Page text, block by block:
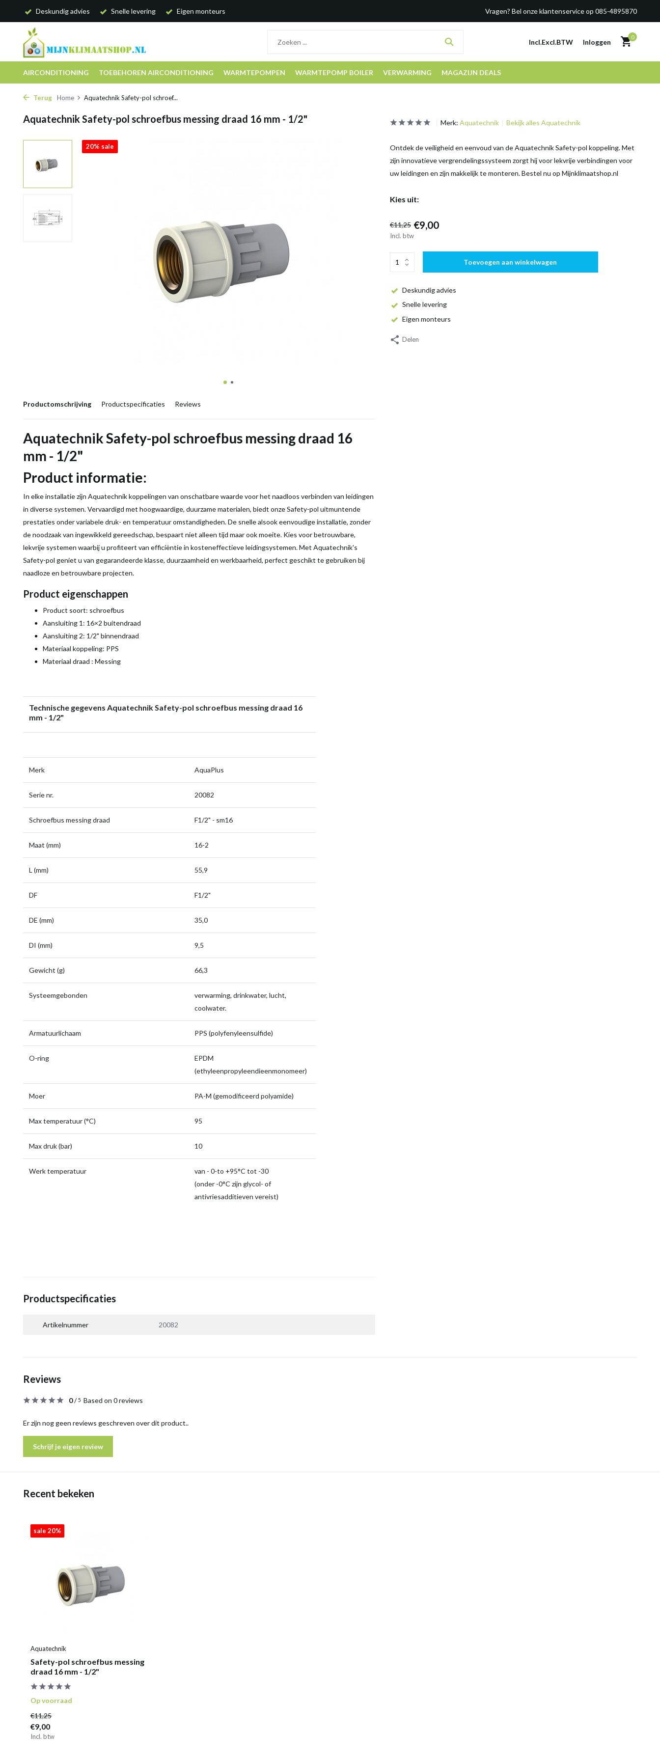
Deskundig advies Snelle levering Eigen monteurs Vragen? Bel onze klantenservice op 085-4895870
Incl.Excl.BTW Inloggen
0
AIRCONDITIONING TOEBEHOREN AIRCONDITIONING WARMTEPOMPEN WARMTEPOMP BOILER VERWARMING MAGAZIJN DEALS
Terug Home Aquatechnik Safety-pol schroef...
Aquatechnik Safety-pol schroefbus messing draad 16 mm - 1/2"
20% sale
Productomschrijving Productspecificaties Reviews
Aquatechnik Safety-pol schroefbus messing draad 16
mm - 1/2"
Product informatie:
In elke installatie zijn Aquatechnik koppelingen van onschatbare waarde voor het naadloos verbinden van leidingen
in diverse systemen. Vervaardigd met hoogwaardige, duurzame materialen, biedt onze Safety-pol uitmuntende
prestaties onder variabele druk- en temperatuur omstandigheden. De snelle alsook eenvoudige installatie, zonder
de noodzaak van ingewikkeld gereedschap, bespaart niet alleen tijd maar ook moeite. Kies voor betrouwbare,
lekvrije systemen waarbij u profiteert van efficiëntie in kosteneffectieve leidingsystemen. Met Aquatechnik's
Safety-pol geniet u van gegarandeerde klasse, duurzaamheid en werkbaarheid, perfect geschikt te gebruiken bij
naadloze en betrouwbare projecten.
Product eigenschappen
Product soort: schroefbus
Aansluiting 1: 16×2 buitendraad
Aansluiting 2: 1/2" binnendraad
Materiaal koppeling: PPS
Materiaal draad : Messing
Technische gegevens Aquatechnik Safety-pol schroefbus messing draad 16
mm - 1/2"
Merk AquaPlus
Serie nr. 20082
Schroefbus messing draad F1/2" - sm16
Maat (mm) 16-2
L (mm) 55,9
DF F1/2"
DE (mm) 35,0
DI (mm) 9,5
Gewicht (g) 66,3
Systeemgebonden
verwarming, drinkwater, lucht,
coolwater.
Armatuurlichaam PPS (polyfenyleensulfide)
O-ring
EPDM
(ethyleenpropyleendieenmonomeer)
Moer PA-M (gemodificeerd polyamide)
Max temperatuur (°C) 95
Max druk (bar) 10
Werk temperatuur
van - 0-to +95°C tot -30
(onder -0°C zijn glycol- of
antivriesadditieven vereist)
Productspecificaties
Artikelnummer 20082
Merk: Aquatechnik Bekijk alles Aquatechnik
Ontdek de veiligheid en eenvoud van de Aquatechnik Safety-pol koppeling. Met
zijn innovatieve vergrendelingssysteem zorgt hij voor lekvrije verbindingen voor
uw leidingen en zijn makkelijk te monteren. Bestel nu op Mijnklimaatshop.nl
Kies uit:
€11,25 €9,00
Incl. btw
Toevoegen aan winkelwagen
Deskundig advies
Snelle levering
Eigen monteurs
Delen
Reviews
0/5 Based on 0 reviews
Er zijn nog geen reviews geschreven over dit product..
Schrijf je eigen review
Recent bekeken
sale 20%
Aquatechnik
Safety-pol schroefbus messing
draad 16 mm - 1/2"
Op voorraad
€11,25
€9,00
Incl. btw